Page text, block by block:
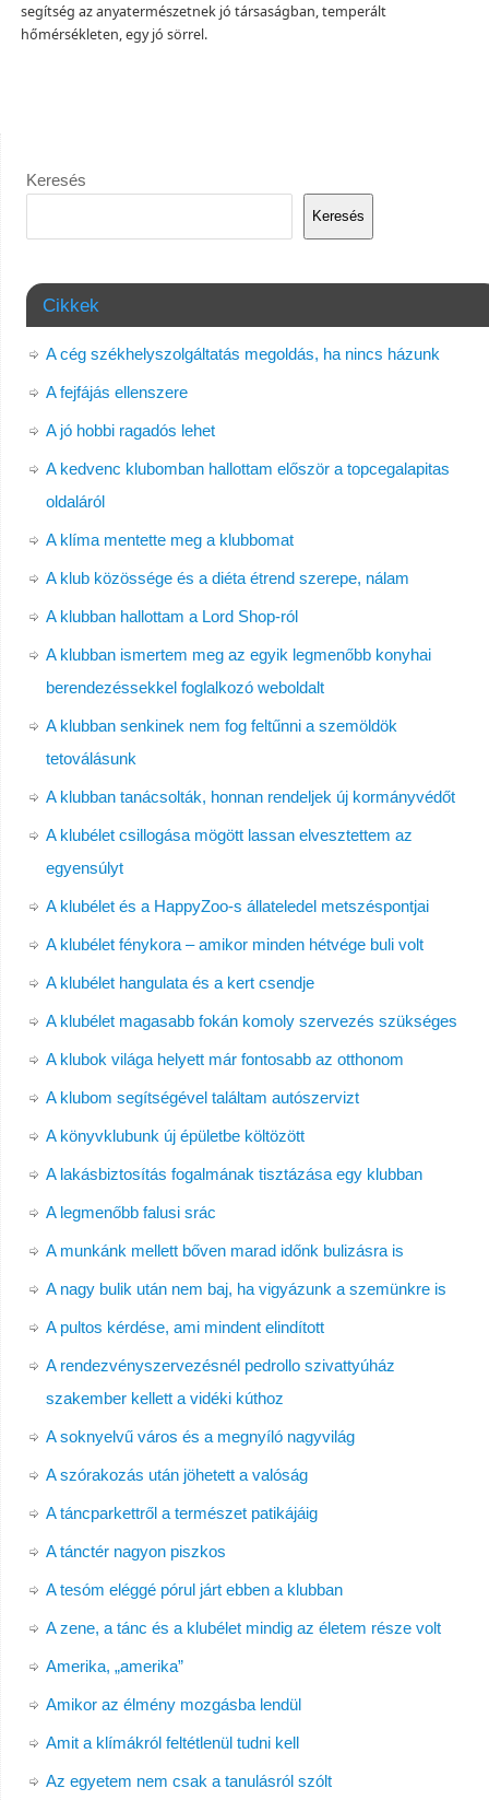
segítség az anyatermészetnek jó társaságban, temperált
hőmérsékleten, egy jó sörrel.
Keresés
Keresés
Cikkek
A cég székhelyszolgáltatás megoldás, ha nincs házunk
A fejfájás ellenszere
A jó hobbi ragadós lehet
A kedvenc klubomban hallottam először a topcegalapitas
oldaláról
A klíma mentette meg a klubbomat
A klub közössége és a diéta étrend szerepe, nálam
A klubban hallottam a Lord Shop-ról
A klubban ismertem meg az egyik legmenőbb konyhai
berendezéssekkel foglalkozó weboldalt
A klubban senkinek nem fog feltűnni a szemöldök
tetoválásunk
A klubban tanácsolták, honnan rendeljek új kormányvédőt
A klubélet csillogása mögött lassan elvesztettem az
egyensúlyt
A klubélet és a HappyZoo-s állateledel metszéspontjai
A klubélet fénykora – amikor minden hétvége buli volt
A klubélet hangulata és a kert csendje
A klubélet magasabb fokán komoly szervezés szükséges
A klubok világa helyett már fontosabb az otthonom
A klubom segítségével találtam autószervizt
A könyvklubunk új épületbe költözött
A lakásbiztosítás fogalmának tisztázása egy klubban
A legmenőbb falusi srác
A munkánk mellett bőven marad időnk bulizásra is
A nagy bulik után nem baj, ha vigyázunk a szemünkre is
A pultos kérdése, ami mindent elindított
A rendezvényszervezésnél pedrollo szivattyúház
szakember kellett a vidéki kúthoz
A soknyelvű város és a megnyíló nagyvilág
A szórakozás után jöhetett a valóság
A táncparkettről a természet patikájáig
A tánctér nagyon piszkos
A tesóm eléggé pórul járt ebben a klubban
A zene, a tánc és a klubélet mindig az életem része volt
Amerika, „amerika”
Amikor az élmény mozgásba lendül
Amit a klímákról feltétlenül tudni kell
Az egyetem nem csak a tanulásról szólt